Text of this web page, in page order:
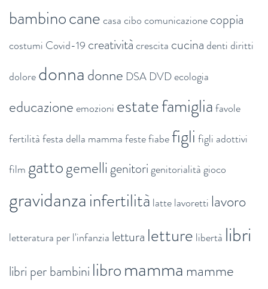
bambinocanecasacibocomunicazionecoppia
costumi Covid-19 creativitàcrescita cucinadentidiritti
doloredonnadonne DSA DVDecologia
educazioneemozioni estatefamigliafavole
fertilitàfesta della mammafestefiabefigli figli adottivi
film gattogemelligenitorigenitorialitàgioco
gravidanzainfertilità lattelavoretti lavoro
letteratura per l'infanzia lettura letture libertà libri
libri per bambini libromamma mamme